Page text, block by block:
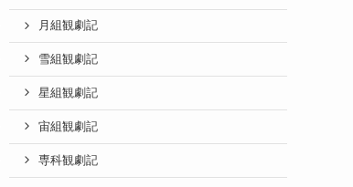
月組観劇記
雪組観劇記
星組観劇記
宙組観劇記
専科観劇記